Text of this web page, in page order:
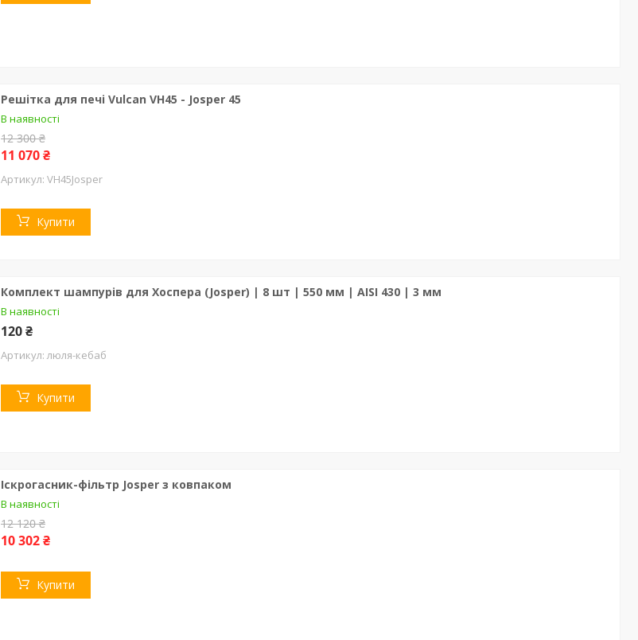
Решітка для печі Vulcan VH45 - Josper 45
В наявності
12 300 ₴
11 070 ₴
VH45Josper
Купити
Комплект шампурів для Хоспера (Josper) | 8 шт | 550 мм | AISI 430 | 3 мм
В наявності
120 ₴
люля-кебаб
Купити
Іскрогасник-фільтр Josper з ковпаком
В наявності
12 120 ₴
10 302 ₴
Купити